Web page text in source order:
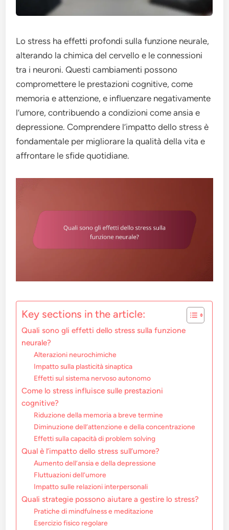
Lo stress ha effetti profondi sulla funzione neurale,
alterando la chimica del cervello e le connessioni
tra i neuroni. Questi cambiamenti possono
compromettere le prestazioni cognitive, come
memoria e attenzione, e influenzare negativamente
l’umore, contribuendo a condizioni come ansia e
depressione. Comprendere l’impatto dello stress è
fondamentale per migliorare la qualità della vita e
affrontare le sfide quotidiane.
Key sections in the article:
Quali sono gli effetti dello stress sulla funzione
neurale?
Alterazioni neurochimiche
Impatto sulla plasticità sinaptica
Effetti sul sistema nervoso autonomo
Come lo stress influisce sulle prestazioni
cognitive?
Riduzione della memoria a breve termine
Diminuzione dell’attenzione e della concentrazione
Effetti sulla capacità di problem solving
Qual è l’impatto dello stress sull’umore?
Aumento dell’ansia e della depressione
Fluttuazioni dell’umore
Impatto sulle relazioni interpersonali
Quali strategie possono aiutare a gestire lo stress?
Pratiche di mindfulness e meditazione
Esercizio fisico regolare